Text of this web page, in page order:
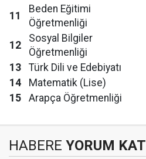
11
Beden Eğitimi
Öğretmenliği
12
Sosyal Bilgiler
Öğretmenliği
13
Türk Dili ve Edebiyatı
14
Matematik (Lise)
15
Arapça Öğretmenliği
HABERE YORUM KAT